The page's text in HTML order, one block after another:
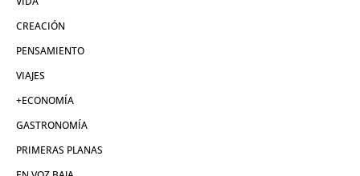
CREACIÓN
PENSAMIENTO
VIAJES
+ECONOMÍA
GASTRONOMÍA
PRIMERAS PLANAS